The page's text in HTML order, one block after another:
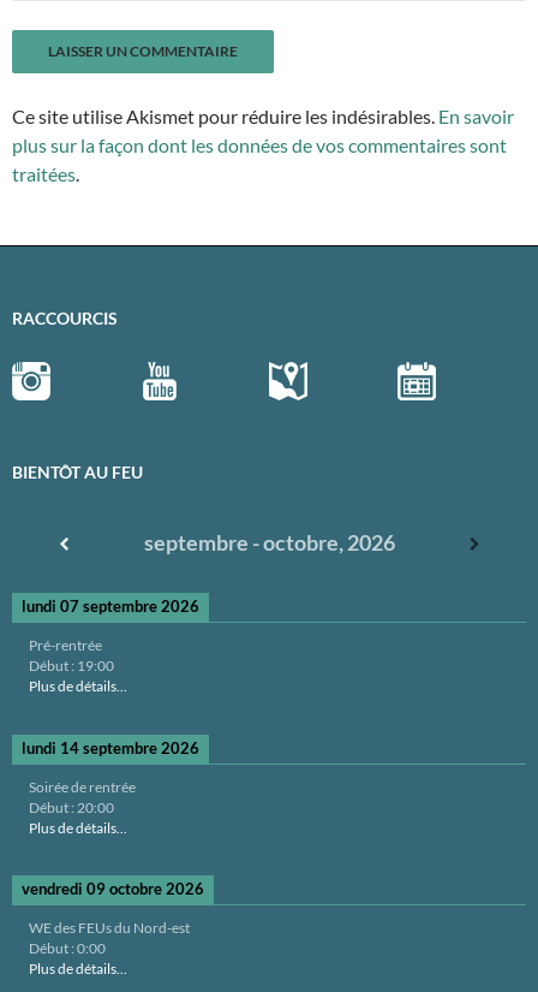
Ce site utilise Akismet pour réduire les indésirables. En savoir
plus sur la façon dont les données de vos commentaires sont
traitées
RACCOURCIS
BIENTÔT AU FEU
septembre - octobre, 2026
lundi 07 septembre 2026
Pré-rentrée
Début : 19:00
Plus de détails...
lundi 14 septembre 2026
Soirée de rentrée
Début : 20:00
Plus de détails...
vendredi 09 octobre 2026
WE des FEUs du Nord-est
Début : 0:00
Plus de détails...